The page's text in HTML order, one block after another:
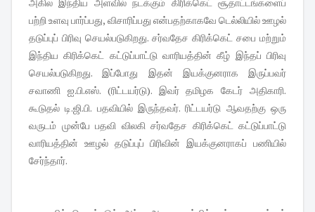
பற்றி உளவு பார்ப்பது, விசாரிப்பது என்பதற்காகவே டெல்லியில் ஊழல்
தடுப்புப் பிரிவு செயல்படுகிறது. சர்வதேச கிரிக்கெட் சபை மற்றும்
இந்திய கிரிக்கெட் கட்டுப்பாட்டு வாரியத்தின் கீழ் இந்தப் பிரிவு
செயல்படுகிறது. இப்போது இதன் இயக்குனராக இருப்பவர்
சவாணி ஐ.பி.எஸ். (ரிட்டயர்டு). இவர் தமிழக கேடர் அதிகாரி.
கூடுதல் டி.ஜி.பி. பதவியில் இருந்தவர். ரிட்டயர்டு ஆவதற்கு ஒரு
வருடம் முன்பே பதவி விலகி சர்வதேச கிரிக்கெட் கட்டுப்பாட்டு
வாரியத்தின் ஊழல் தடுப்புப் பிரிவின் இயக்குனராகப் பணியில்
சேர்ந்தார்.